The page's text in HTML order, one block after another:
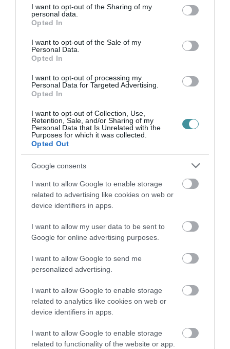
not limited to your visit or usage behaviour. You may click to
grant or deny consent to Google and its third-party tags to
use your data for below specified purposes in below Google
consent section.
I want to opt-out of the Sharing of my
personal data.
Opted In
I want to opt-out of the Sale of my
Personal Data.
Opted In
I want to opt-out of processing my
Personal Data for Targeted Advertising.
Opted In
I want to opt-out of Collection, Use,
Retention, Sale, and/or Sharing of my
Personal Data that Is Unrelated with the
Purposes for which it was collected.
Opted Out
Google consents
I want to allow Google to enable storage
related to advertising like cookies on web or
device identifiers in apps.
I want to allow my user data to be sent to
Google for online advertising purposes.
I want to allow Google to send me
personalized advertising.
I want to allow Google to enable storage
related to analytics like cookies on web or
device identifiers in apps.
I want to allow Google to enable storage
related to functionality of the website or app.
TATA ELBŰVÖLŐ LÁTVÁNYOSSÁGAI,
TÖBB MINT EGY HÓNAP IS LEHET, MIRE
TELJESEN ÚJRAINDUL A P...
TANULJ NÉMETÜL OTTHONRÓL: A
2026. augusztus 07|Promóció
ÚJRAINDULNAK A KORÁBBAN
LEÁLLÍTOTT SZOLGÁLTATÁSOK AZ EGRI...
2026. augusztus 07